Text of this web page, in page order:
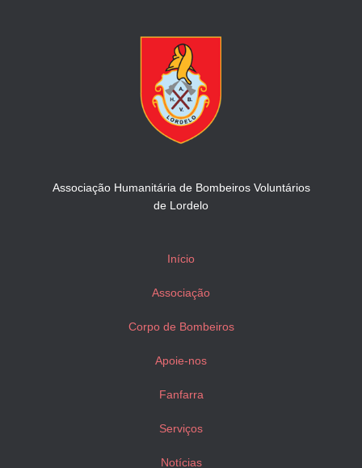
Associação Humanitária de Bombeiros Voluntários
de Lordelo
Início
Associação
Corpo de Bombeiros
Apoie-nos
Fanfarra
Serviços
Notícias